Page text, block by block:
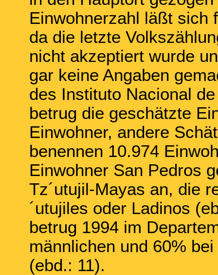
Einwohnerzahl läßt sich
da die letzte
nicht akzeptiert wurde
gar keine Angaben
des Instituto Nacional
betrug die geschätzte
Einwohner, andere
benennen 10.974
Einwohner San Pedros
Tz´utujil-Mayas an, die
´utujiles oder Ladinos
betrug 1994 im
männlichen und 60%
(ebd.: 11).